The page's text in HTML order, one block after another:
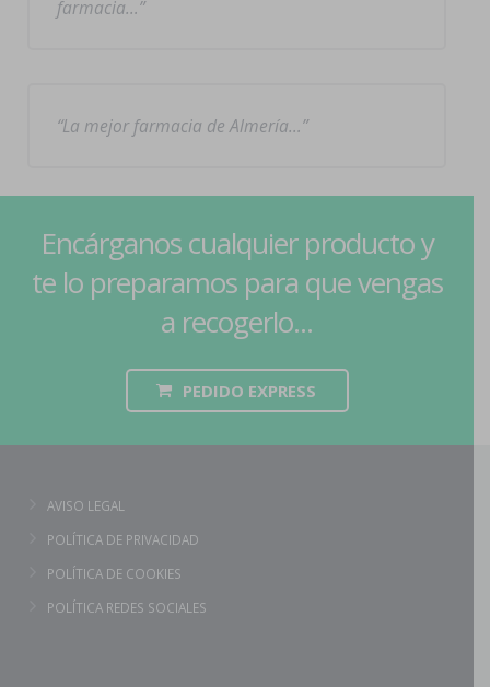
farmacia…
La mejor farmacia de Almería…
Encárganos cualquier producto y
te lo preparamos para que vengas
a recogerlo...
PEDIDO EXPRESS
AVISO LEGAL
POLÍTICA DE PRIVACIDAD
POLÍTICA DE COOKIES
POLÍTICA REDES SOCIALES